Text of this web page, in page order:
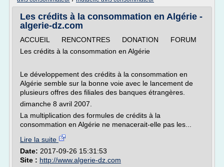
Les crédits à la consommation en Algérie -
algerie-dz.com
ACCUEIL RENCONTRES DONATION FORUM
Les crédits à la consommation en Algérie
Le développement des crédits à la consommation en
Algérie semble sur la bonne voie avec le lancement de
plusieurs offres des filiales des banques étrangères.
dimanche 8 avril 2007.
La multiplication des formules de crédits à la
consommation en Algérie ne menacerait-elle pas les...
Lire la suite
Date: 2017-09-26 15:31:53
Site : http://www.algerie-dz.com